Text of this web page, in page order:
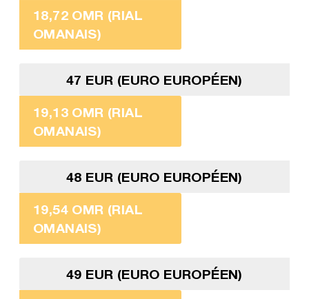
18,72 OMR (RIAL
OMANAIS)
47 EUR (EURO EUROPÉEN)
19,13 OMR (RIAL
OMANAIS)
48 EUR (EURO EUROPÉEN)
19,54 OMR (RIAL
OMANAIS)
49 EUR (EURO EUROPÉEN)